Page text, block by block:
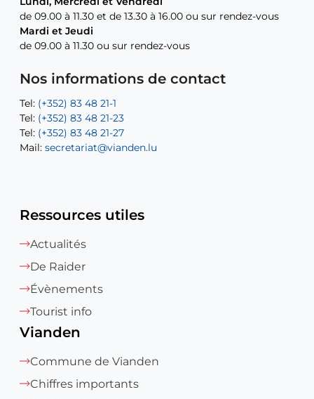
de 09.00 à 11.30 et de 13.30 à 16.00 ou sur rendez-vous
Mardi et Jeudi
de 09.00 à 11.30 ou sur rendez-vous
Nos informations de contact
Tel: (+352) 83 48 21-1
Tel: (+352) 83 48 21-23
Tel: (+352) 83 48 21-27
Mail: secretariat@vianden.lu
de 09.00 à 11.30 et de 13.30 à 16.00 ou sur rendez-vous
Mardi et Jeudi
de 09.00 à 11.30 ou sur rendez-vous
Tel: (+352) 83 48 21-20
Tel: (+352) 83 48 21-22
Mail:sofia.carvalho@vianden.lu
Mail: diane.storn@vianden.lu
Mail:recette@vianden.lu
Tel:(+352) 83 48 21-31
Tel:Permanence (Fuite d’eau) : 83 48 21 61
Ressources utiles
Actualités
De Raider
Évènements
Tourist info
Vianden
Commune de Vianden
Chiffres importants